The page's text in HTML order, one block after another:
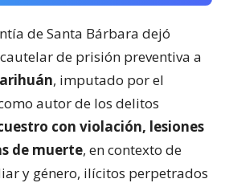
de Santa Bárbara dejó
de prisión preventiva a
, imputado por el
autor de los delitos
con violación, lesiones
de muerte, en contexto de
y género, ilícitos perpetrados